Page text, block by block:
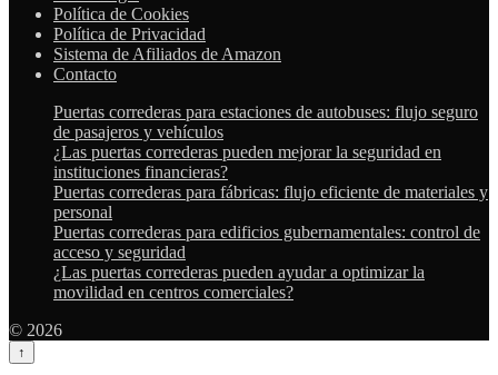
Política de Cookies
Política de Privacidad
Sistema de Afiliados de Amazon
Contacto
Puertas correderas para estaciones de autobuses: flujo seguro
de pasajeros y vehículos
¿Las puertas correderas pueden mejorar la seguridad en
instituciones financieras?
Puertas correderas para fábricas: flujo eficiente de materiales y
personal
Puertas correderas para edificios gubernamentales: control de
acceso y seguridad
¿Las puertas correderas pueden ayudar a optimizar la
movilidad en centros comerciales?
© 2026
↑